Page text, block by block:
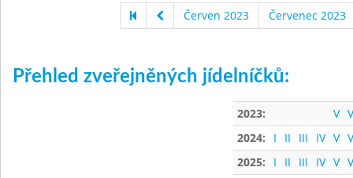
Červen 2023 Červenec 2023
Přehled zveřejněných jídelníčků:
2023: V
2024:
I II III IV V
2025:
I II III IV V